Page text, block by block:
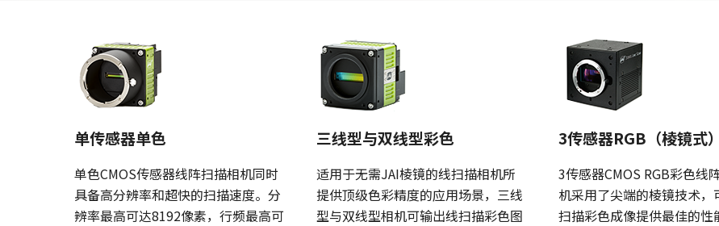
单传感器单色
单色CMOS传感器线阵扫描相机同时
具备高分辨率和超快的扫描速度。分
辨率最高可达8192像素，行频最高可
三线型与双线型彩色
适用于无需JAI棱镜的线扫描相机所
提供顶级色彩精度的应用场景，三线
型与双线型相机可输出线扫描彩色图
3传感器RGB（棱镜式）
3传感器CMOS RGB彩色线
机采用了尖端的棱镜技术，
扫描彩色成像提供最佳的性